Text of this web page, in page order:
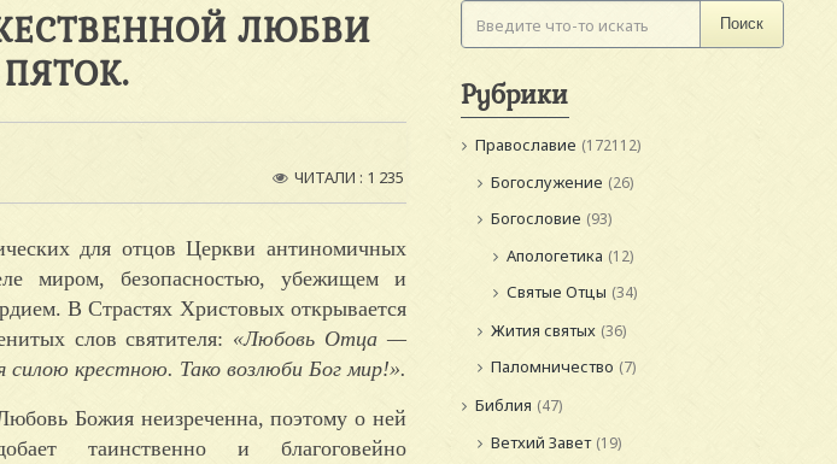
ЛЮБВИ
ЧИТАЛИ : 1 235
для отцов Церкви антиномичных
миром, безопасностью, убежищем и
В Страстях Христовых открывается
слов святителя: «Любовь Отца —
крестною. Тако возлюби Бог мир!».
Божия неизреченна, поэтому о ней
таинственно и благоговейно
Поиск
Рубрики
Православие (172112)
Богослужение (26)
Богословие (93)
Апологетика (12)
Святые Отцы (34)
Жития святых (36)
Паломничество (7)
Библия (47)
Ветхий Завет (19)